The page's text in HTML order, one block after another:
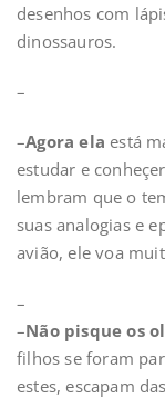
desenhos com
dinossauros.
–
–Agora ela está
estudar e
lembram que o
suas analogias e
avião, ele voa
–
–Não pisque os
filhos se foram
estes, escapam